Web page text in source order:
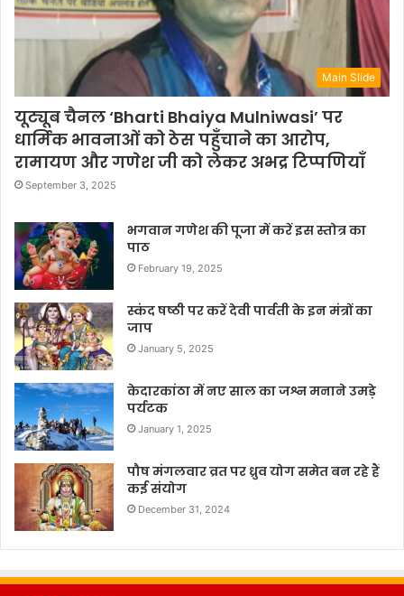
Main Slide
यूट्यूब चैनल ‘Bharti Bhaiya Mulniwasi’ पर
धार्मिक भावनाओं को ठेस पहुँचाने का आरोप,
रामायण और गणेश जी को लेकर अभद्र टिप्पणियाँ
September 3, 2025
भगवान गणेश की पूजा में करें इस स्तोत्र का
पाठ
February 19, 2025
स्कंद षष्ठी पर करें देवी पार्वती के इन मंत्रों का
जाप
January 5, 2025
केदारकांठा में नए साल का जश्न मनाने उमड़े
पर्यटक
January 1, 2025
पौष मंगलवार व्रत पर ध्रुव योग समेत बन रहे हैं
कई संयोग
December 31, 2024